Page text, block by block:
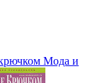
Мода и